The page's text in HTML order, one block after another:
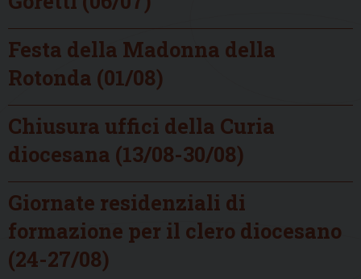
Festa della Madonna della
Rotonda (01/08)
Chiusura uffici della Curia
diocesana (13/08-30/08)
Giornate residenziali di
formazione per il clero diocesano
(24-27/08)